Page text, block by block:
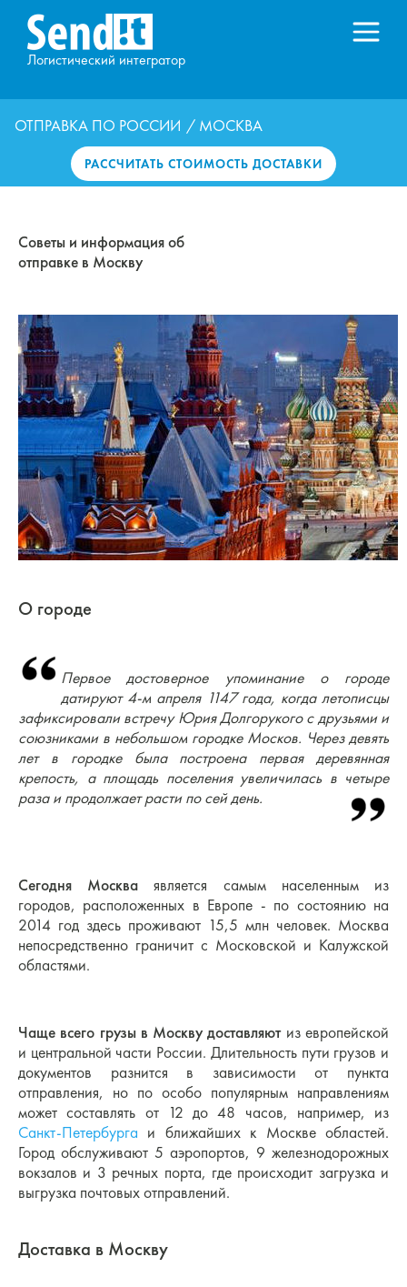
Логистический интегратор
ОТПРАВКА ПО РОССИИ / МОСКВА
РАССЧИТАТЬ СТОИМОСТЬ ДОСТАВКИ
Советы и информация об
отправке в Москву
О городе
Первое достоверное упоминание о городе
датируют 4-м апреля 1147 года, когда летописцы
зафиксировали встречу Юрия Долгорукого с друзьями и
союзниками в небольшом городке Москов. Через девять
лет в городке была построена первая деревянная
крепость, а площадь поселения увеличилась в четыре
раза и продолжает расти по сей день.
Сегодня Москва является самым населенным из
городов, расположенных в Европе - по состоянию на
2014 год здесь проживают 15,5 млн человек. Москва
непосредственно граничит с Московской и Калужской
областями.
Чаще всего грузы в Москву доставляютиз европейской
и центральной части России. Длительность пути грузов и
документов разнится в зависимости от пункта
отправления, но по особо популярным направлениям
может составлять от 12 до 48 часов, например, из
Санкт-Петербурга и ближайших к Москве областей.
Город обслуживают 5 аэропортов, 9 железнодорожных
вокзалов и 3 речных порта, где происходит загрузка и
выгрузка почтовых отправлений.
Доставка в Москву